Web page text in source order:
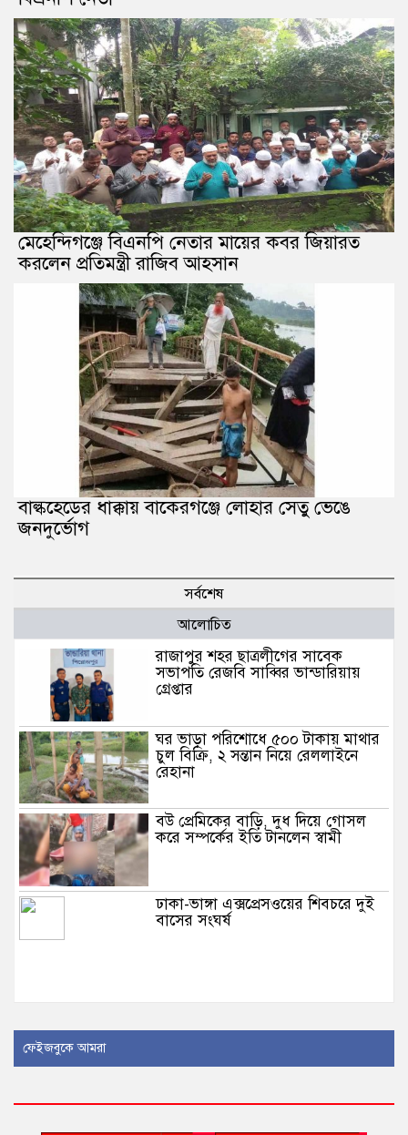
মেহেন্দিগঞ্জে বিএনপি নেতার মায়ের কবর জিয়ারত
করলেন প্রতিমন্ত্রী রাজিব আহসান
বাল্কহেডের ধাক্কায় বাকেরগঞ্জে লোহার সেতু ভেঙে
জনদুর্ভোগ
সর্বশেষ
আলোচিত
রাজাপুর শহর ছাত্রলীগের সাবেক
সভাপতি রেজবি সাব্বির ভান্ডারিয়ায়
গ্রেপ্তার
ঘর ভাড়া পরিশোধে ৫০০ টাকায় মাথার
চুল বিক্রি, ২ সন্তান নিয়ে রেললাইনে
রেহানা
বউ প্রেমিকের বাড়ি, দুধ দিয়ে গোসল
করে সম্পর্কের ইতি টানলেন স্বামী
ঢাকা-ভাঙ্গা এক্সপ্রেসওয়ের শিবচরে দুই
বাসের সংঘর্ষ
ফেইজবুকে আমরা